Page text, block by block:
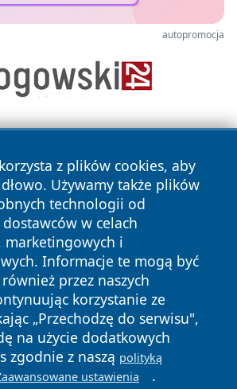
autopromocja
z plików cookies, aby
Używamy także plików
technologii od
w celach
marketingowych i
Informacje te mogą być
przez naszych
korzystanie ze
„Przechodzę do serwisu",
na użycie dodatkowych
zgodnie z naszą polityką
ustawienia .
Wszystkie prawa
Polityka
Prywatności
Polityka
Cookies